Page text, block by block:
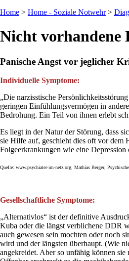
Home > Home - Soziale Notwehr >
Nicht
Panische Angst vor jeglicher
Individuelle Symptome:
„Die narzisstische
geringen Einfühlungsvermögen in
Bedrohung. Ein Teil von ihnen erlebt
Es liegt in der Natur der Störung, dass
sie Hilfe auf, geschieht dies oft vor dem
Folgeerkrankungen wie eine
Quelle: www.psychiater-im-netz.org; Mathias Berger,
Gesellschaftliche Symptome:
„Alternativlos“ ist der definitive
Kuba oder die längst verblichene DDR
auch gewesen sein mochten oder noch
wird und der längsten überhaupt. (Wie
angekreidet. Aber so unfähig können